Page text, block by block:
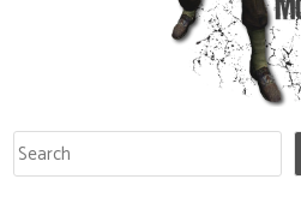
Rechercher